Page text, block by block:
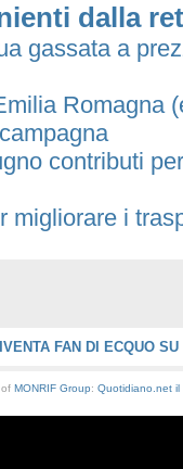
dalla
gassata a
Romagna
contributi
migliorare i
FAN DI ECQUO SU
MONRIF Group: Quotidiano.net il